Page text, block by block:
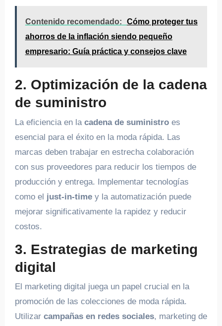
Contenido recomendado:
Cómo proteger tus
ahorros de la inflación siendo pequeño
empresario: Guía práctica y consejos clave
2. Optimización de la cadena
de suministro
La eficiencia en la cadena de suministroes
esencial para el éxito en la moda rápida. Las
marcas deben trabajar en estrecha colaboración
con sus proveedores para reducir los tiempos de
producción y entrega. Implementar tecnologías
como el just-in-timey la automatización puede
mejorar significativamente la rapidez y reducir
costos.
3. Estrategias de marketing
digital
El marketing digital juega un papel crucial en la
promoción de las colecciones de moda rápida.
Utilizar campañas en redes sociales, marketing de